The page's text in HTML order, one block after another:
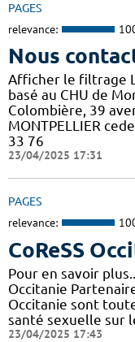
PAGES
relevance:
Nous
Afficher le filtrage
basé au CHU de
Colombière, 39
MONTPELLIER
33 76
23/04/2025 17:31
PAGES
relevance:
CoReSS
Pour en savoir
Occitanie
Occitanie sont
santé sexuelle sur
23/04/2025 17:43